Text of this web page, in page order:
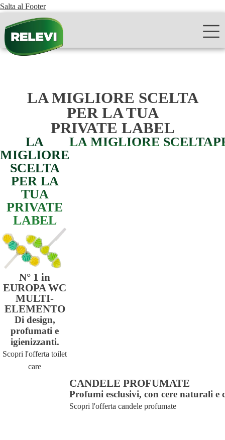
Salta al Footer
LA MIGLIORE SCELTA
PER LA TUA
PRIVATE LABEL
LA
MIGLIORE
SCELTA
PER LA
TUA
PRIVATE
LABEL
N° 1 in
EUROPA WC
MULTI-
ELEMENTO
Di design,
profumati e
igienizzanti.
Scopri l'offerta toilet
care
LA MIGLIORE SCELTA
CANDELE PROFUMATE
Profumi esclusivi, con cere naturali e
Scopri l'offerta candele profumate